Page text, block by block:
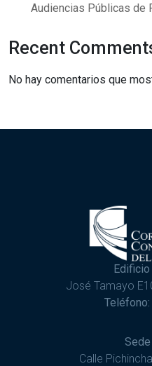
Audiencias Públicas de
Recent
No hay comentarios que
Edificio
José Tamayo
Teléfono:
Sede
Calle